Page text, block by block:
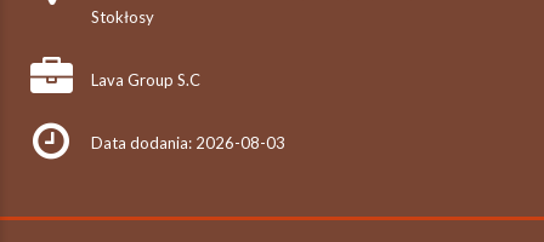
Stokłosy
Lava Group S.C
Data dodania: 2026-08-03